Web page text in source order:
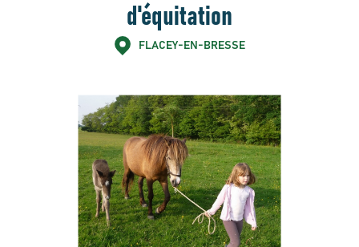
d'équitation
FLACEY-EN-BRESSE